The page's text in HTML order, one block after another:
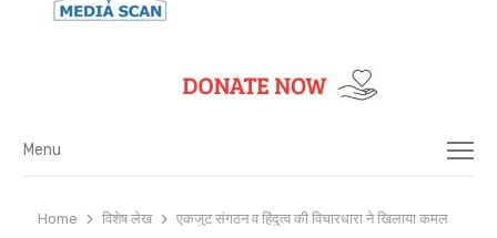
Menu
Menu
Home विशेष लेख एकजुट संगठन व हिंदुत्व की विचारधारा ने खिलाया कमल